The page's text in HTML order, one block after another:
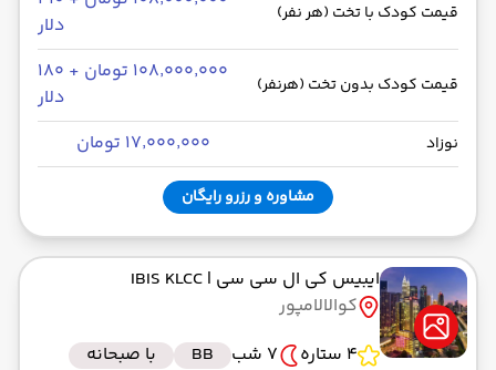
قیمت کودک با تخت (هر نفر)
دلار
قیمت کودک بدون تخت (هرنفر)
۱۰۸٬۰۰۰٬۰۰۰ تومان + ۱۸۰
دلار
نوزاد ۱۷٬۰۰۰٬۰۰۰ تومان
مشاوره و رزرو رایگان
ایبیس کی ال سی سی | IBIS KLCC
کوالالامپور
4 ستاره
7 شب BB با صبحانه